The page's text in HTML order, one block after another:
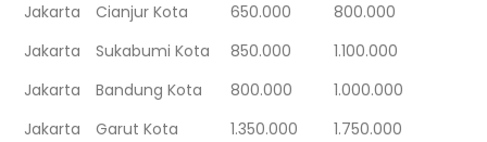
Jakarta
Cianjur Kota 650.000
800.000
Jakarta
Sukabumi Kota 850.000
1.100.000
Jakarta
Bandung Kota 800.000
1.000.000
Jakarta
Garut Kota 1.350.000
1.750.000